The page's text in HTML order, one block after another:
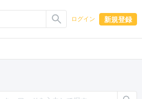
ログイン 新規登録